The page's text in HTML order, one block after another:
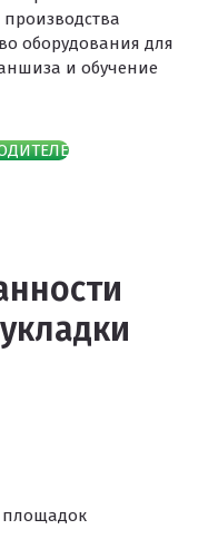
оборудования для
и обучение
площадок